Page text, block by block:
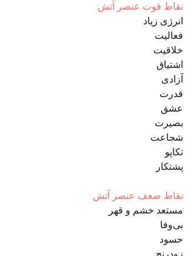
نقاط قوت عنصر آتش:
انرژی زیاد
فعالیت
خلاقیت
اشتیاق
آزادی
قدرت
عشق
بصیرت
شجاعت
تکاپو
پشتکار
نقاط ضعف عنصر آتش:
مستعد خشم و قهر
بی‌وفا
حسود
زودرنج